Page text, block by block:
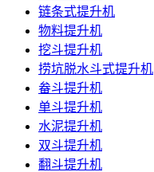
链条式提升机
物料提升机
挖斗提升机
捞坑脱水斗式提升机
畚斗提升机
单斗提升机
水泥提升机
双斗提升机
翻斗提升机